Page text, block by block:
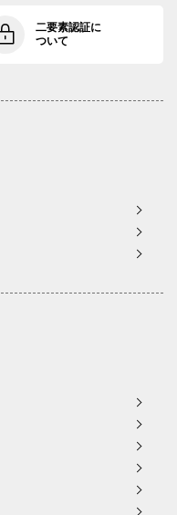
二要素認証に
ついて